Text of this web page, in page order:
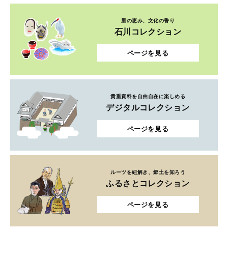
里の恵み、文化の香り
石川コレクション
ページを見る
貴重資料を自由自在に楽しめる
デジタルコレクション
ページを見る
ルーツを紐解き、郷土を知ろう
ふるさとコレクション
ページを見る